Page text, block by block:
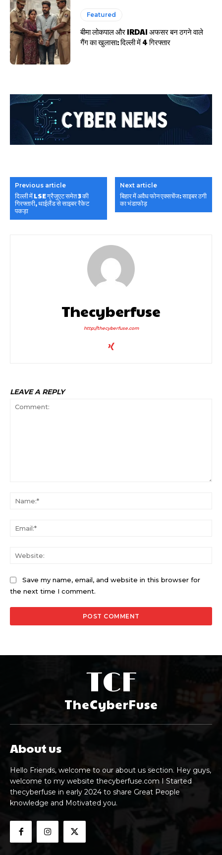
Featured
बीमा लोकपाल और IRDAI अफसर बन ठगने वाले
गैंग का खुलासा: दिल्ली में 4 गिरफ्तार
Previous article
दिल्ली में LSE ग्रैजुएट समेत 3 की
गिरफ्तारी, थाईलैंड से साइबर रैकेट
पकड़ा
Next article
बिहार में अवैध फोन एक्सचेंज: साइबर ठगी
का भंडाफोड़
Thecyberfuse
http://thecyberfuse.com
LEAVE A REPLY
Save my name, email, and website in this browser for
the next time I comment.
TCF
TheCyberFuse
About us
Hello Friends, welcome to our about us section. Hey guys,
welcome to my website thecyberfuse.com I Started
thecyberfuse in early 2024 to share Great People
knowledge and Motivated you.